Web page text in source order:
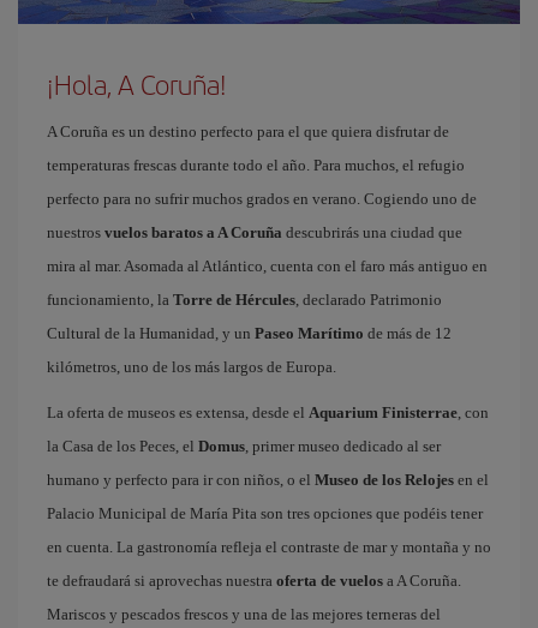
¡Hola, A Coruña!
A Coruña es un destino perfecto para el que quiera disfrutar de
temperaturas frescas durante todo el año. Para muchos, el refugio
perfecto para no sufrir muchos grados en verano. Cogiendo uno de
nuestros vuelos baratos a A Coruña descubrirás una ciudad que
mira al mar. Asomada al Atlántico, cuenta con el faro más antiguo en
funcionamiento, la Torre de Hércules, declarado Patrimonio
Cultural de la Humanidad, y un Paseo Marítimo de más de 12
kilómetros, uno de los más largos de Europa.
La oferta de museos es extensa, desde el Aquarium Finisterrae, con
la Casa de los Peces, el Domus, primer museo dedicado al ser
humano y perfecto para ir con niños, o el Museo de los Relojes en el
Palacio Municipal de María Pita son tres opciones que podéis tener
en cuenta. La gastronomía refleja el contraste de mar y montaña y no
te defraudará si aprovechas nuestra oferta de vuelos a A Coruña.
Mariscos y pescados frescos y una de las mejores terneras del